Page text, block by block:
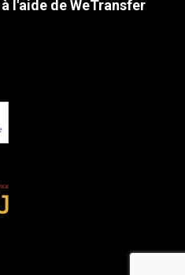
l'aide de WeTransfer